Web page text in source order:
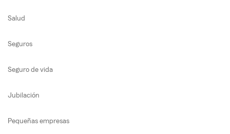
Salud
Seguros
Seguro de vida
Jubilación
Pequeñas empresas